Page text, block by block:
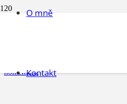
O mně
Kontakt
homemade